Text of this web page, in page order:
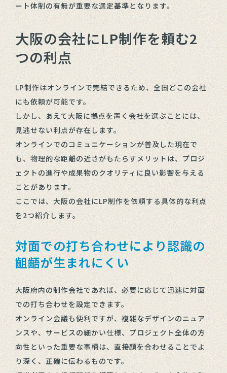
ート体制の有無が重要な選定基準となります。
大阪の会社にLP制作を頼む2
つの利点
LP制作はオンラインで完結できるため、全国どこの会社
にも依頼が可能です。
しかし、あえて大阪に拠点を置く会社を選ぶことには、
見逃せない利点が存在します。
オンラインでのコミュニケーションが普及した現在で
も、物理的な距離の近さがもたらすメリットは、プロジ
ェクトの進行や成果物のクオリティに良い影響を与える
ことがあります。
ここでは、大阪の会社にLP制作を依頼する具体的な利点
を2つ紹介します。
対面での打ち合わせにより認識の
齟齬が生まれにくい
大阪府内の制作会社であれば、必要に応じて迅速に対面
での打ち合わせを設定できます。
オンライン会議も便利ですが、複雑なデザインのニュア
ンスや、サービスの細かい仕様、プロジェクト全体の方
向性といった重要な事柄は、直接顔を合わせることでよ
り深く、正確に伝わるものです。